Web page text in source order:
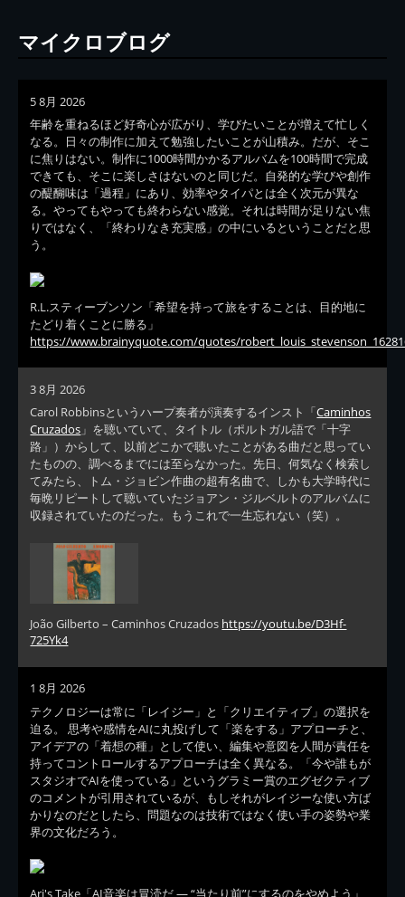
マイクロブログ
5 8月 2026
年齢を重ねるほど好奇心が広がり、学びたいことが増えて忙しく
なる。日々の制作に加えて勉強したいことが山積み。だが、そこ
に焦りはない。制作に1000時間かかるアルバムを100時間で完成
できても、そこに楽しさはないのと同じだ。自発的な学びや創作
の醍醐味は「過程」にあり、効率やタイパとは全く次元が異な
る。やってもやっても終わらない感覚。それは時間が足りない焦
りではなく、「終わりなき充実感」の中にいるということだと思
う。
R.L.スティーブンソン「希望を持って旅をすることは、目的地に
たどり着くことに勝る」
https://www.brainyquote.com/quotes/
3 8月 2026
Carol Robbinsというハープ奏者が演奏するインスト「Caminhos
Cruzados 」を聴いていて、タイトル（ポルトガル語で「十字
路」）からして、以前どこかで聴いたことがある曲だと思ってい
たものの、調べるまでには至らなかった。先日、何気なく検索し
てみたら、トム・ジョビン作曲の超有名曲で、しかも大学時代に
毎晩リピートして聴いていたジョアン・ジルベルトのアルバムに
収録されていたのだった。もうこれで一生忘れない（笑）。
João Gilberto – Caminhos Cruzados https://youtu.be/D3Hf-
725Yk4
1 8月 2026
テクノロジーは常に「レイジー」と「クリエイティブ」の選択を
迫る。 思考や感情をAIに丸投げして「楽をする」アプローチと、
アイデアの「着想の種」として使い、編集や意図を人間が責任を
持ってコントロールするアプローチは全く異なる。「今や誰もが
スタジオでAIを使っている」というグラミー賞のエグゼクティブ
のコメントが引用されているが、もしそれがレイジーな使い方ば
かりなのだとしたら、問題なのは技術ではなく使い手の姿勢や業
界の文化だろう。
Ari's Take「AI音楽は冒涜だ — “当たり前”にするのをやめよう」